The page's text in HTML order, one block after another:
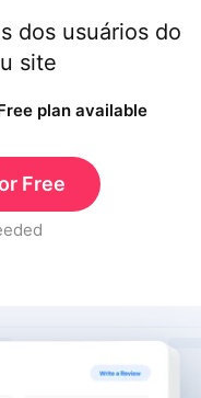
dos usuários do
site
plan available
Free